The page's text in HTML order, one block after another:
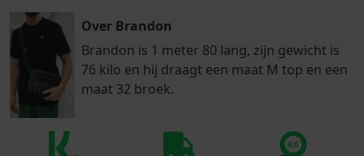
Over Brandon
Brandon is 1 meter 80 lang, zijn gewicht is
76 kilo en hij draagt een maat M top en een
maat 32 broek.